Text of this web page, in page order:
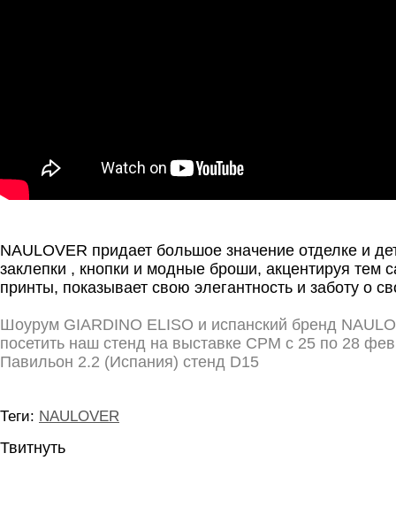
NAULOVER придает большое значение отделке и
заклепки , кнопки и модные броши, акцентируя тем
принты, показывает свою элегантность и заботу о
Шоурум GIARDINO ELISO и испанский бренд
посетить наш стенд на выставке CPM с 25 по 28
Павильон 2.2 (Испания) стенд D15
Теги: NAULOVER
Твитнуть